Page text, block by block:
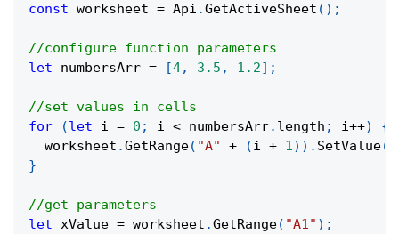
const worksheet = Api .GetActiveSheet ( ) ;
//configure function parameters
let numbersArr = [4, 3.5 , 1.2] ;
//set values in cells
for
(let i = 0 ; i < numbersArr. length ; i++)
{
  worksheet
.GetRange( "A" + (i + 1) ) . SetValue(
}
//get parameters
let xValue = worksheet .GetRange( "A1" ) ;